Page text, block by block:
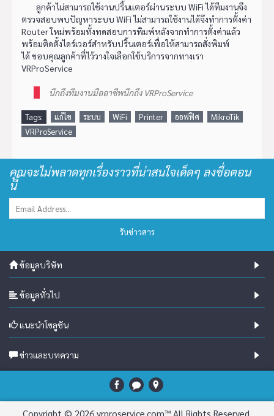
ลูกค้าไม่สามารถใช้งานปริ้นเเตอร์ผ่านระบบ WiFi ได้ทีมงานจึง
ตรวจสอบพบปัญหาระบบ WiFi ไม่สามารถใช้งานได้จึงทำการตั้งค่า
Router ใหม่พร้อมทั้งทดสอบการพิมพ์หลังจากทำการตั้งค่าแล้ว
พร้อมติดตั้งไดร์เวอร์สำหรับปริ้นเตอร์เพื่อให้สามารถสั่งพิมพ์
ได้ ขอบคุณลูกค้าที่ไว้วางใจเลือกใช้บริการจากทางเรา
VRProService
นึกถึงทีมงานมืออาชีพนึกถึง VRProService
Tags: แก้ไข ระบบ WiFi Printer ออฟฟิศ
MikroTik
VRProService
คุณจะไม่พลาดทุกเรื่องราวที่น่าสนใจเด็ดๆ ลงชื่อตอน
นี้
รับข่าวสาร
ข้อมูลบริษัท
ข้อมูลทั่วไป
แนะนำโซลูชัน
ข่าวและบทความ
Copyright © 2026 vrproservice.com™ All Rights Reserved.